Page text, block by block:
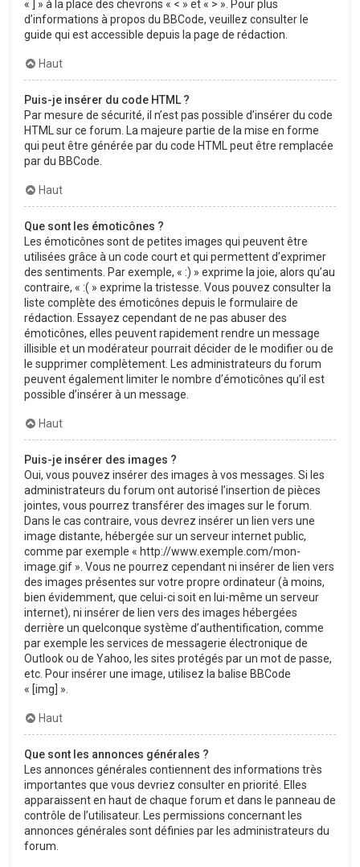
« ] » à la place des chevrons « < » et « > ». Pour plus
d’informations à propos du BBCode, veuillez consulter le
guide qui est accessible depuis la page de rédaction.
Haut
Puis-je insérer du code HTML ?
Par mesure de sécurité, il n’est pas possible d’insérer du code
HTML sur ce forum. La majeure partie de la mise en forme
qui peut être générée par du code HTML peut être remplacée
par du BBCode.
Haut
Que sont les émoticônes ?
Les émoticônes sont de petites images qui peuvent être
utilisées grâce à un code court et qui permettent d’exprimer
des sentiments. Par exemple, « :) » exprime la joie, alors qu’au
contraire, « :( » exprime la tristesse. Vous pouvez consulter la
liste complète des émoticônes depuis le formulaire de
rédaction. Essayez cependant de ne pas abuser des
émoticônes, elles peuvent rapidement rendre un message
illisible et un modérateur pourrait décider de le modifier ou de
le supprimer complètement. Les administrateurs du forum
peuvent également limiter le nombre d’émoticônes qu’il est
possible d’insérer à un message.
Haut
Puis-je insérer des images ?
Oui, vous pouvez insérer des images à vos messages. Si les
administrateurs du forum ont autorisé l’insertion de pièces
jointes, vous pourrez transférer des images sur le forum.
Dans le cas contraire, vous devrez insérer un lien vers une
image distante, hébergée sur un serveur internet public,
comme par exemple « http://www.exemple.com/mon-
image.gif ». Vous ne pourrez cependant ni insérer de lien vers
des images présentes sur votre propre ordinateur (à moins,
bien évidemment, que celui-ci soit en lui-même un serveur
internet), ni insérer de lien vers des images hébergées
derrière un quelconque système d’authentification, comme
par exemple les services de messagerie électronique de
Outlook ou de Yahoo, les sites protégés par un mot de passe,
etc. Pour insérer une image, utilisez la balise BBCode
« [img] ».
Haut
Que sont les annonces générales ?
Les annonces générales contiennent des informations très
importantes que vous devriez consulter en priorité. Elles
apparaissent en haut de chaque forum et dans le panneau de
contrôle de l’utilisateur. Les permissions concernant les
annonces générales sont définies par les administrateurs du
forum.